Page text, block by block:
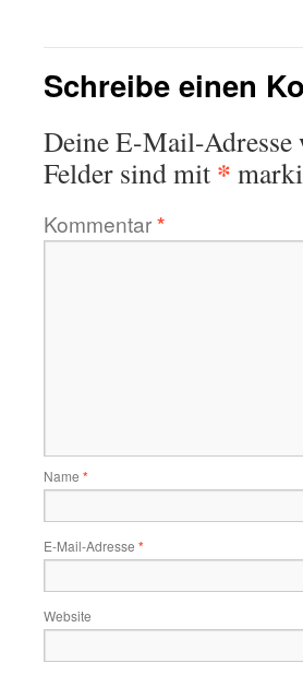
Schreibe einen
Deine E-Mail-
Felder sind mit *
Kommentar*
Name *
E-Mail-Adresse *
Website